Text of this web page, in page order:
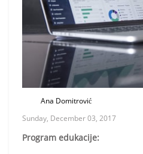
Ana Domitrović
Sunday, December 03, 2017
Program edukacije: